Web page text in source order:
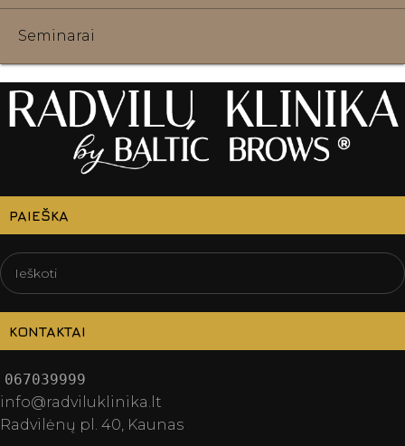
Seminarai
PAIEŠKA
KONTAKTAI
067039999
info@radviluklinika.lt
Radvilėnų pl. 40, Kaunas